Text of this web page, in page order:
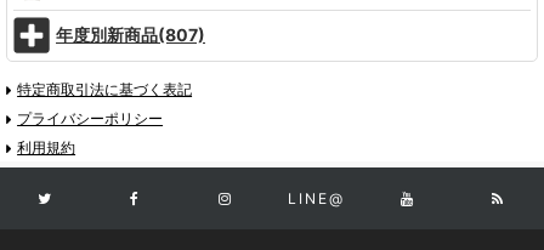
年度別新商品(807)
特定商取引法に基づく表記
プライバシーポリシー
利用規約
LINE@